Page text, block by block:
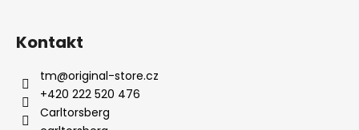
Kontakt
tm@original-store.cz
+420 222 520 476
Carltorsberg